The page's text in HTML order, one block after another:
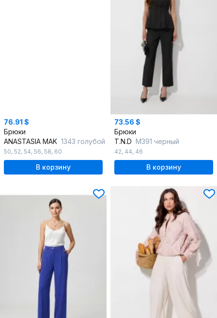
76.91 $
Брюки
ANASTASIA MAK 1343 голубой
50, 52, 54, 56, 58, 60
В корзину
73.56 $
Брюки
T.N.D М391 черный
42, 44, 46
В корзину